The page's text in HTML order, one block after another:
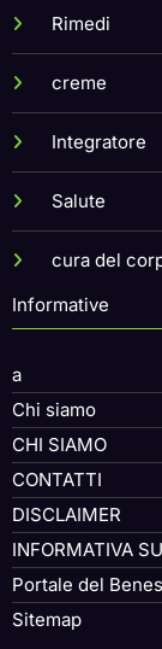
Rimedi
creme
Integratore
Salute
cura del
Informative
a
Chi siamo
CHI SIAMO
CONTATTI
DISCLAIMER
INFORMATIVA
Portale del
Sitemap